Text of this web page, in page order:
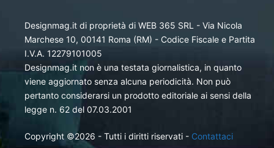
Designmag.it di proprietà di WEB 365 SRL - Via Nicola
Marchese 10, 00141 Roma (RM) - Codice Fiscale e Partita
I.V.A. 12279101005
Designmag.it non è una testata giornalistica, in quanto
viene aggiornato senza alcuna periodicità. Non può
pertanto considerarsi un prodotto editoriale ai sensi della
legge n. 62 del 07.03.2001
Copyright ©2026 - Tutti i diritti riservati - Contattaci